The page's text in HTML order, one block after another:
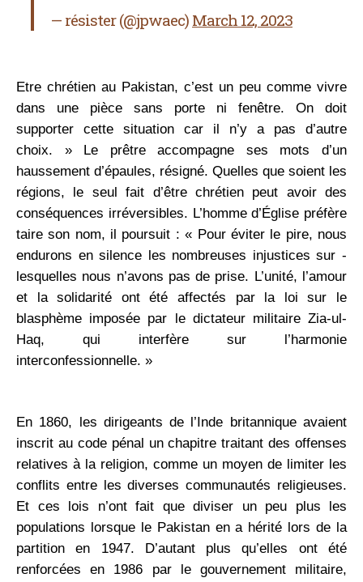
— résister (@jpwaec) March 12, 2023
Etre chrétien au Pakistan, c’est un peu comme vivre
dans une pièce sans porte ni fenêtre. On doit
supporter cette situation car il n’y a pas d’autre
choix. » Le prêtre accompagne ses mots d’un
haussement d’épaules, résigné. Quelles que soient les
régions, le seul fait d’être chrétien peut avoir des
conséquences irréversibles. L’homme d’Église ­préfère
taire son nom, il poursuit : « Pour éviter le pire, nous
endurons en ­silence les nombreuses injustices sur ­
lesquelles nous n’avons pas de prise. L’unité, l’amour
et la solidarité ont été affectés par la loi sur le
blasphème ­imposée par le dictateur militaire ­Zia-ul-
Haq, qui interfère sur l’harmonie
interconfessionnelle. »
En 1860, les dirigeants de l’Inde britannique avaient
inscrit au code pénal un chapitre traitant des offenses
relatives à la religion, comme un moyen de limiter les
conflits entre les diverses communautés religieuses.
Et ces lois n’ont fait que diviser un peu plus les
populations lorsque le Pakistan en a hérité lors de la
partition en 1947. D’autant plus ­qu’elles ont été
renforcées en 1986 par le gouvernement militaire,